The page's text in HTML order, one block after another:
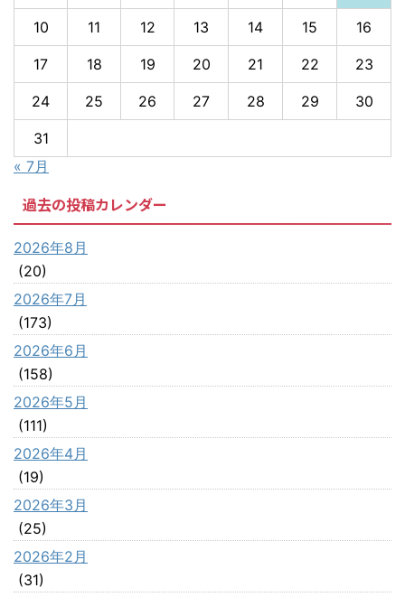
10 11 12 13 14 15 16
17 18 19 20 21 22 23
24 25 26 27 28 29 30
31
« 7月
過去の投稿カレンダー
2026年8月
(20)
2026年7月
(173)
2026年6月
(158)
2026年5月
(111)
2026年4月
(19)
2026年3月
(25)
2026年2月
(31)